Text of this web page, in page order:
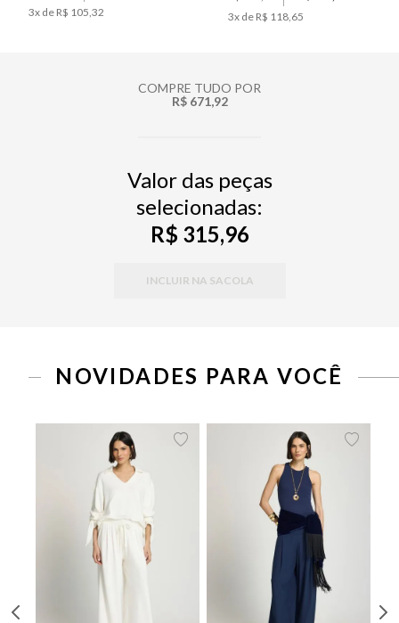
3x de R$ 105,32
3x de R$ 118,65
COMPRE TUDO POR
R$ 671,92
Valor das peças
selecionadas:
R$ 315,96
INCLUIR NA SACOLA
NOVIDADES PARA VOCÊ